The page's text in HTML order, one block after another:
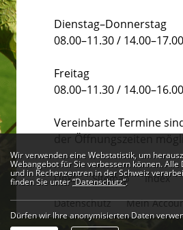
Dienstag–Donnerstag
08.00–11.30 /
Freitag
08.00–11.30 /
Vereinbarte Termine
der Öffnungszeiten
Links Sitemap Index
Datenschutz
Mein
Webstatistik
Wir verwenden eine Webstatistik, um
Webangebot für Sie verbessern können.
und in Rechenzentren in der Schweiz
finden Sie unter“Datenschutz“.
Dürfen wir Ihre anonymisierten Daten